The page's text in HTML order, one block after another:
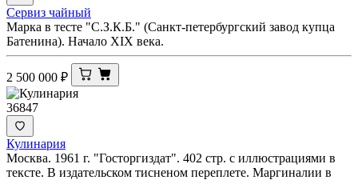
Сервиз чайный
Марка в тесте "С.З.К.Б." (Санкт-петербургский завод купца
Батенина). Начало XIX века.
2 500 000 ₽
36847
Кулинария
Москва. 1961 г. "Госторгиздат". 402 стр. с иллюстрациями в
тексте. В издательском тисненом переплете. Маргиналии в